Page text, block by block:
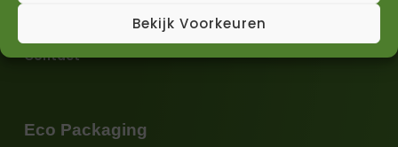
Bekijk Voorkeuren
Eco Packaging
Productieproces
Contact